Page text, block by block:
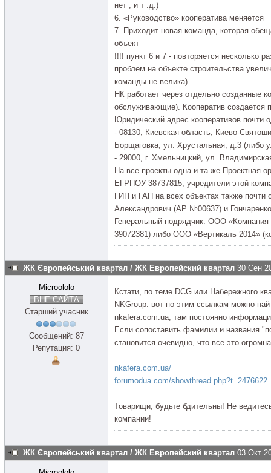
нет , и т .д.)
6. «Руководство» кооператива меняется
7. Приходит новая команда, которая
объект
!!!! пункт 6 и 7 - повторяется несколько
проблем на объекте строительства
команды не велика)
НК работает через отдельно созданные
обслуживающие). Кооператив
Юридический адрес кооперативов почти
- 08130, Киевская область, Киево-
Борщаговка, ул. Хрустальная, д.3 (либо
- 29000, г. Хмельницкий, ул.
На все проекты одна и та же Проектная
ЕГРПОУ 38737815, учредители этой
ГИП и ГАП на всех объектах также почти
Александрович (АР №00637) и
Генеральный подрядчик: ООО «Компания
39072381) либо ООО «Вертикаль 2014»
ЖК Європейський квартал / ЖК Европейский квартал 30 Сен
Microololo
ВНЕ САЙТА
Старший учасник
Сообщений: 87
Репутация: 0
Кстати, по теме DСG или Набережного
NKGroup. вот по этим ссылкам можно
nkafera.com.ua, там постоянно
Если сопоставить фамилии и названия
становится очевидно, что все это
nkafera.com.ua/
forumodua.com/showthread.php?t=2476622
Товарищи, будьте бдительны! Не
компании!
ЖК Європейський квартал / ЖК Европейский квартал 03 Окт